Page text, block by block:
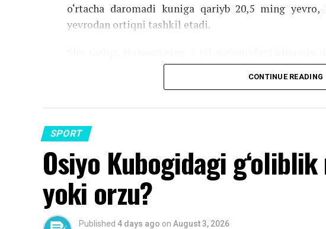
o‘rtacha daromadi kuniga qariyb 20,5 ming
yevrodan ortiqni tashkil etadi.
mumkin. Bunda turli mukofot pullari hisobga
tushib, Angliya Kubogi va Liga Kubogini qo‘lga
O‘zbekiston terma jamoasi bilan mamlakat tarixidagi
Source link
CONTINUE READING
SPORT
Osiyo Kubogidagi
yoki orzu?
Published 4 days ago on August 3, 2026